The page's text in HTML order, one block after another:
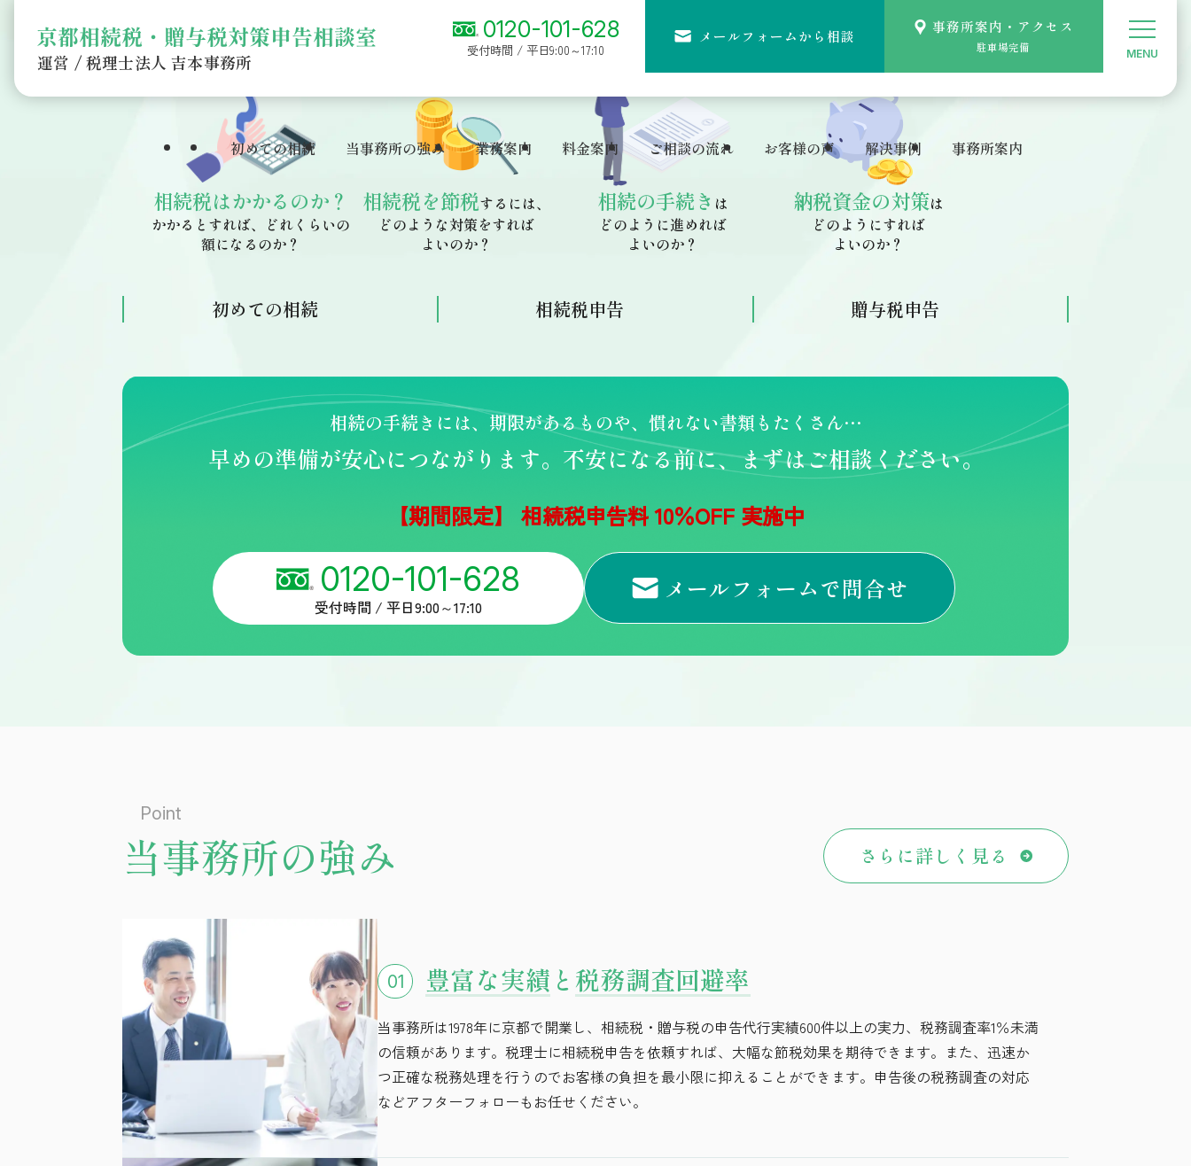
運営 / 税理士法人 吉本事務所
初めての相続 当事務所の強み 業務案内 料金案内 ご相談の流れ お客様の声 解決事例 事務所案内
0120-101-628
受付時間 / 平日9:00～17:10
メールフォームから相談
事務所案内・アクセス
駐車場完備
こんなお悩み解決します
相続税はかかるのか？
かかるとすれば、どれくらいの
額になるのか？
相続税を節税するには、
どのような対策をすれば
よいのか？
相続の手続き は
どのように進めれば
よいのか？
納税資金の対策は
どのようにすれば
よいのか？
初めての相続 相続税申告 贈与税申告
相続の手続きには、期限があるものや、 慣れない書類もたくさん…
早めの準備が安心につながります。 不安になる前に、まずはご相談ください。
【期間限定】 相続税申告料 10％OFF 実施中
0120-101-628
受付時間 / 平日9:00～17:10
メールフォームで問合せ
Point
当事務所の強み さらに詳しく見る
01 豊富な実績 と 税務調査回避率
当事務所は1978年に京都で開業し、相続税・贈与税の申告代行実績600件以上の実力、税務調査率1％未満
の信頼があります。税理士に相続税申告を依頼すれば、大幅な節税効果を期待できます。また、迅速か
つ正確な税務処理を行うのでお客様の負担を最小限に抑えることができます。申告後の税務調査の対応
などアフターフォローもお任せください。